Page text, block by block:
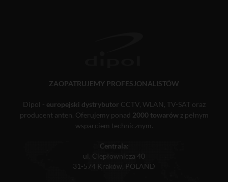
ZAOPATRUJEMY PROFESJONALISTÓW
Dipol - europejski dystrybutor CCTV, WLAN, TV-SAT oraz
producent anten. Oferujemy ponad 2000 towarówz pełnym
wsparciem technicznym.
Centrala:
ul. Ciepłownicza 40
31-574 Kraków, POLAND